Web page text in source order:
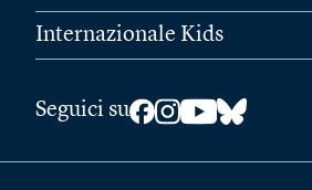
Internazionale Kids
Seguici su